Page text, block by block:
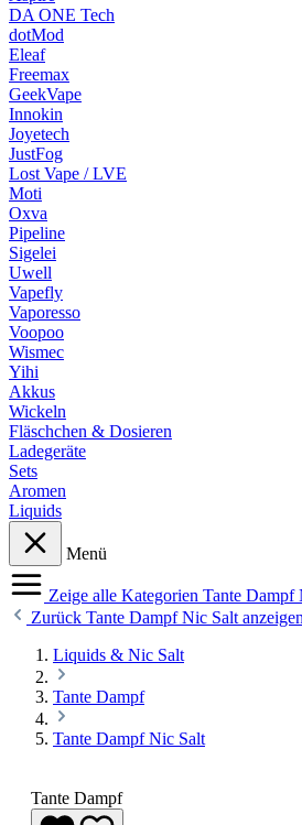
DA ONE Tech
dotMod
Eleaf
Freemax
GeekVape
Innokin
Joyetech
JustFog
Lost Vape / LVE
Moti
Oxva
Pipeline
Sigelei
Uwell
Vapefly
Vaporesso
Voopoo
Wismec
Yihi
Akkus
Wickeln
Fläschchen & Dosieren
Ladegeräte
Sets
Aromen
Liquids
Menü
Zeige alle Kategorien Tante Dampf
Zurück Tante Dampf Nic Salt anzeigen
Liquids & Nic Salt
Tante Dampf
Tante Dampf Nic Salt
Tante Dampf